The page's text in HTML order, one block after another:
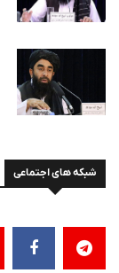
شبکه های اجتماعی